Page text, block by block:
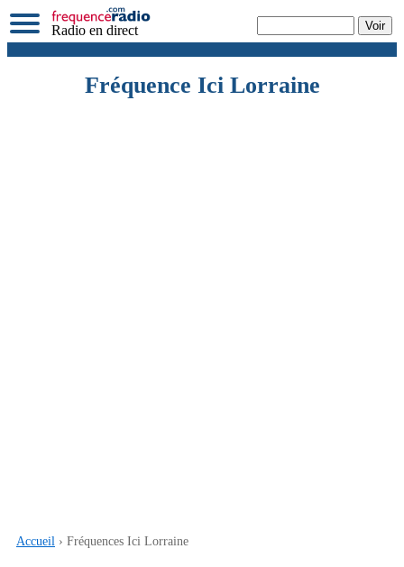
Radio en direct
Fréquence Ici Lorraine
Accueil › Fréquences Ici Lorraine